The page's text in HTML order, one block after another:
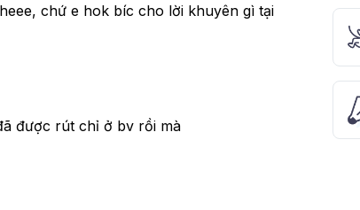
chứ e hok bíc cho lời khuyên gì tại
được rút chỉ ở bv rồi mà